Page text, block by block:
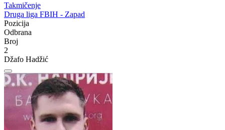
Takmičenje
Druga liga FBIH - Zapad
Pozicija
Odbrana
Broj
2
Džafo Hadžić